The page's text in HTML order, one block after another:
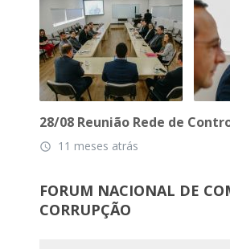
28/08 Reunião Rede de
access_time 11 meses atrás
FORUM NACIONAL DE
CORRUPÇÃO